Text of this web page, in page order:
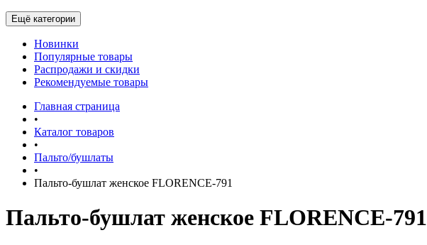
Ещё категории
Новинки
Популярные товары
Распродажи и скидки
Рекомендуемые товары
Главная страница
•
Каталог товаров
•
Пальто/бушлаты
•
Пальто-бушлат женское FLORENCE-791
Пальто-бушлат женское FLORENCE-791